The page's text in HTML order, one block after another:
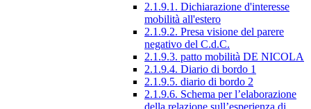
2.1.9.1. Dichiarazione d'interesse
mobilità all'estero
2.1.9.2. Presa visione del parere
negativo del C.d.C.
2.1.9.3. patto mobilità DE NICOLA
2.1.9.4. Diario di bordo 1
2.1.9.5. diario di bordo 2
2.1.9.6. Schema per l’elaborazione